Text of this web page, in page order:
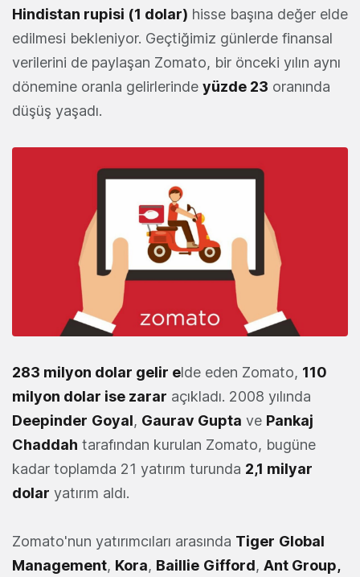
Hindistan rupisi (1 dolar) hisse başına değer elde
edilmesi bekleniyor. Geçtiğimiz günlerde finansal
verilerini de paylaşan Zomato, bir önceki yılın aynı
dönemine oranla gelirlerinde yüzde 23 oranında
düşüş yaşadı.
283 milyon dolar gelir elde eden Zomato, 110
milyon dolar ise zarar açıkladı. 2008 yılında
Deepinder Goyal, Gaurav Gupta ve Pankaj
Chaddah tarafından kurulan Zomato, bugüne
kadar toplamda 21 yatırım turunda 2,1 milyar
dolar yatırım aldı.
Zomato'nun yatırımcıları arasında Tiger Global
Management, Kora, Baillie Gifford, Ant Group,